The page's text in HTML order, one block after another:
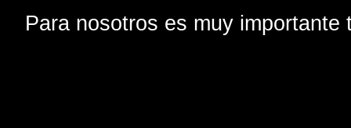
Para nosotros es muy